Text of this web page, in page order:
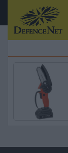
Ultra